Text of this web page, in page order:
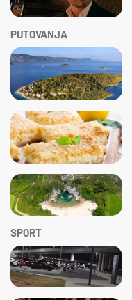
SPORT
PUTOVANJA